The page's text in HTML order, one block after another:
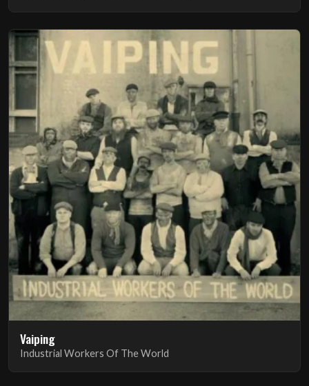
Vaiping
Industrial Workers Of The World